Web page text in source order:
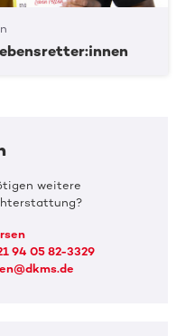
weitere
94 05 82-3329